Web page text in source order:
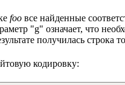
foo все найденные
"g" означает, что
получилась строка
кодировку: